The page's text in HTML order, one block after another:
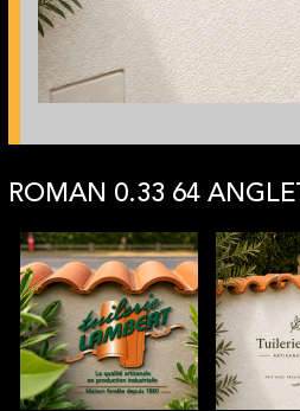
ROMAN 0.33 64 ANGLET